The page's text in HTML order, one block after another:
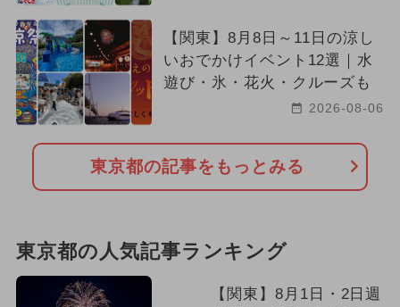
【関東】8月8日～11日の涼し
いおでかけイベント12選｜水
遊び・氷・花火・クルーズも
2026-08-06
東京都の記事をもっとみる
東京都の人気記事ランキング
【関東】8月1日・2日週